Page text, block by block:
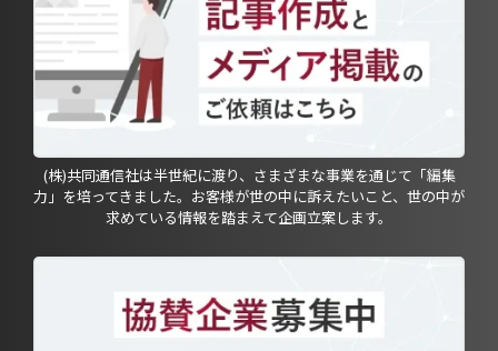
(株)共同通信社は半世紀に渡り、さまざまな事業を通じて「編集
力」を培ってきました。お客様が世の中に訴えたいこと、世の中が
求めている情報を踏まえて企画立案します。